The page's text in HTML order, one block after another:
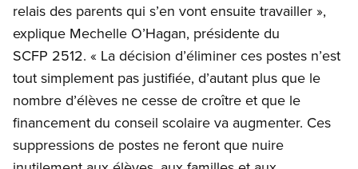
relais des parents qui s’en vont ensuite travailler »,
explique Mechelle O’Hagan, présidente du
SCFP 2512. « La décision d’éliminer ces postes n’est
tout simplement pas justifiée, d’autant plus que le
nombre d’élèves ne cesse de croître et que le
financement du conseil scolaire va augmenter. Ces
suppressions de postes ne feront que nuire